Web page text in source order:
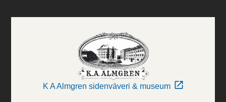
K A Almgren sidenväveri & museum